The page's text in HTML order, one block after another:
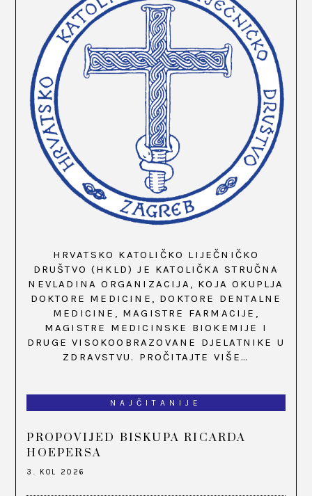
HRVATSKO KATOLIČKO LIJEČNIČKO
DRUŠTVO (HKLD) JE KATOLIČKA STRUČNA
NEVLADINA ORGANIZACIJA, KOJA OKUPLJA
DOKTORE MEDICINE, DOKTORE DENTALNE
MEDICINE, MAGISTRE FARMACIJE,
MAGISTRE MEDICINSKE BIOKEMIJE I
DRUGE VISOKOOBRAZOVANE DJELATNIKE U
ZDRAVSTVU. PROČITAJTE VIŠE…
NAJČITANIJE
PROPOVIJED BISKUPA RICARDA
HOEPERSA
3. KOL 2026